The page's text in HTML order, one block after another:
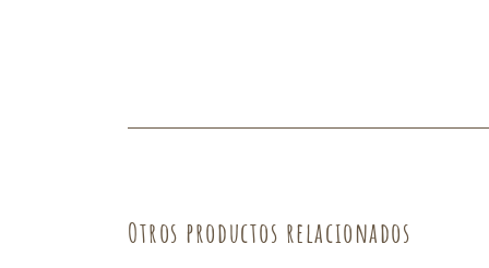
Otros productos relacionados